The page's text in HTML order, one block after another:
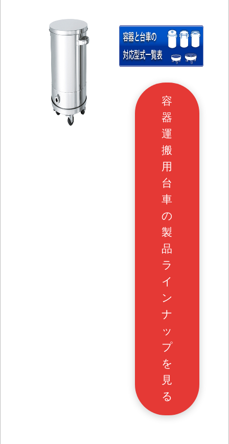
容
器
運
搬
用
台
車
の
製
品
ラ
イ
ン
ナ
ッ
プ
を
見
る